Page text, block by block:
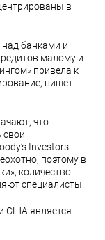
в
банками и
малому и
привела к
пишет
что
свои
Investors
поэтому в
количество
специалисты.
США является